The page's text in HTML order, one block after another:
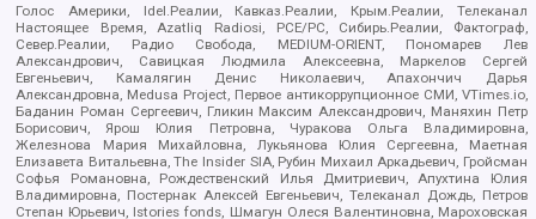
Голос Америки, Idel.Реалии, Кавказ.Реалии, Крым.Реалии, Телеканал
Настоящее Время, Azatliq Radiosi, PCE/PC, Сибирь.Реалии, Фактограф,
Север.Реалии, Радио Свобода, MEDIUM-ORIENT, Пономарев Лев
Александрович, Савицкая Людмила Алексеевна, Маркелов Сергей
Евгеньевич, Камалягин Денис Николаевич, Апахончич Дарья
Александровна, Medusa Project, Первое антикоррупционное СМИ, VTimes.io,
Баданин Роман Сергеевич, Гликин Максим Александрович, Маняхин Петр
Борисович, Ярош Юлия Петровна, Чуракова Ольга Владимировна,
Железнова Мария Михайловна, Лукьянова Юлия Сергеевна, Маетная
Елизавета Витальевна, The Insider SIA, Рубин Михаил Аркадьевич, Гройсман
Софья Романовна, Рождественский Илья Дмитриевич, Апухтина Юлия
Владимировна, Постернак Алексей Евгеньевич, Телеканал Дождь, Петров
Степан Юрьевич, Istories fonds, Шмагун Олеся Валентиновна, Мароховская